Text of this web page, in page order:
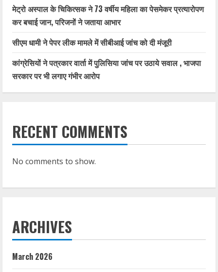
मेट्रो अस्पाल के चिकित्सक ने 73 वर्षीय महिला का पेसमेकर प्रत्यारोपण
कर बचाई जान, परिजनों ने जताया आभार
सीएम धामी ने पेपर लीक मामले में सीबीआई जांच को दी मंजूरी
कांग्रेसियों ने पत्रकार वार्ता में पुलिसिया जांच पर उठाये सवाल , भाजपा
सरकार पर भी लगाए गंभीर आरोप
RECENT COMMENTS
No comments to show.
ARCHIVES
March 2026